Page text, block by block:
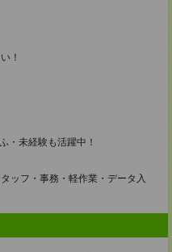
！
・未経験も活躍中！
ッフ・事務・軽作業・データ入